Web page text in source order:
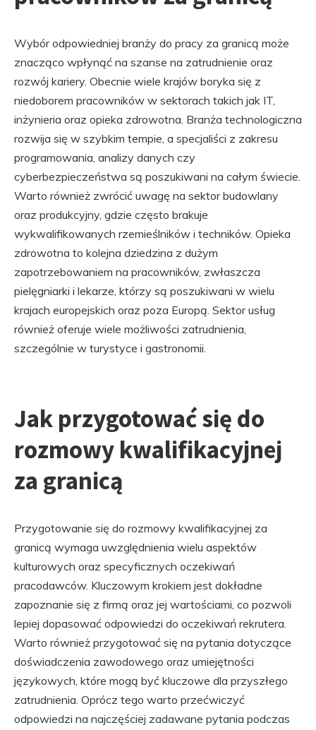
Wybór odpowiedniej branży do pracy za granicą może
znacząco wpłynąć na szanse na zatrudnienie oraz
rozwój kariery. Obecnie wiele krajów boryka się z
niedoborem pracowników w sektorach takich jak IT,
inżynieria oraz opieka zdrowotna. Branża technologiczna
rozwija się w szybkim tempie, a specjaliści z zakresu
programowania, analizy danych czy
cyberbezpieczeństwa są poszukiwani na całym świecie.
Warto również zwrócić uwagę na sektor budowlany
oraz produkcyjny, gdzie często brakuje
wykwalifikowanych rzemieślników i techników. Opieka
zdrowotna to kolejna dziedzina z dużym
zapotrzebowaniem na pracowników, zwłaszcza
pielęgniarki i lekarze, którzy są poszukiwani w wielu
krajach europejskich oraz poza Europą. Sektor usług
również oferuje wiele możliwości zatrudnienia,
szczególnie w turystyce i gastronomii.
Jak przygotować się do
rozmowy kwalifikacyjnej
za granicą
Przygotowanie się do rozmowy kwalifikacyjnej za
granicą wymaga uwzględnienia wielu aspektów
kulturowych oraz specyficznych oczekiwań
pracodawców. Kluczowym krokiem jest dokładne
zapoznanie się z firmą oraz jej wartościami, co pozwoli
lepiej dopasować odpowiedzi do oczekiwań rekrutera.
Warto również przygotować się na pytania dotyczące
doświadczenia zawodowego oraz umiejętności
językowych, które mogą być kluczowe dla przyszłego
zatrudnienia. Oprócz tego warto przećwiczyć
odpowiedzi na najczęściej zadawane pytania podczas